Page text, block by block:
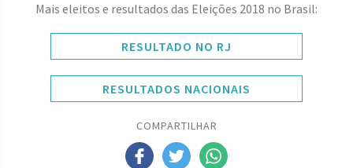
Mais eleitos e resultados das Eleições 2018 no Brasil:
RESULTADO NO RJ
RESULTADOS NACIONAIS
COMPARTILHAR